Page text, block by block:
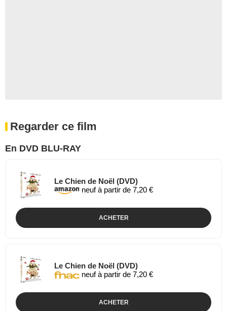
Regarder ce film
En DVD BLU-RAY
Le Chien de Noël (DVD)
neuf à partir de 7,20 €
ACHETER
Le Chien de Noël (DVD)
neuf à partir de 7,20 €
ACHETER